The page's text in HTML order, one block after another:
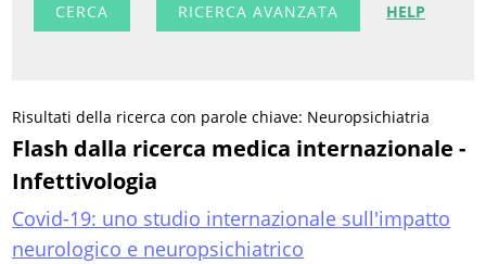
RICERCA AVANZATA HELP
Risultati della ricerca con parole chiave: Neuropsichiatria
Flash dalla ricerca medica internazionale -
Infettivologia
Covid-19: uno studio internazionale sull'impatto
neurologico e neuropsichiatrico